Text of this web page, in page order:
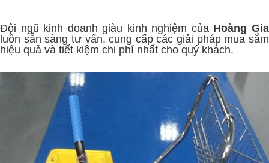
Đội ngũ kinh doanh giàu kinh nghiệm của Hoàng Gia
luôn sẵn sàng tư vấn, cung cấp các giải pháp mua sắm
hiệu quả và tiết kiệm chi phí nhất cho quý khách.